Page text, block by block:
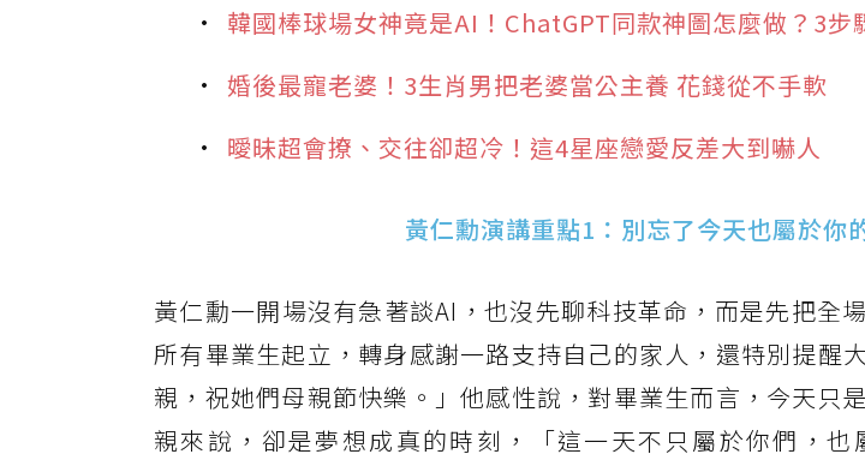
韓國棒球場女神竟是AI！ChatGPT同款神圖怎麼做？3步
婚後最寵老婆！3生肖男把老婆當公主養 花錢從不手軟
曖昧超會撩、交往卻超冷！這4星座戀愛反差大到嚇人
黃仁勳演講重點1：別忘了今天也屬於你
黃仁勳一開場沒有急著談AI，也沒先聊科技革命，而是先把全
所有畢業生起立，轉身感謝一路支持自己的家人，還特別提醒
親，祝她們母親節快樂。」他感性說，對畢業生而言，今天只
親來說，卻是夢想成真的時刻，「這一天不只屬於你們，